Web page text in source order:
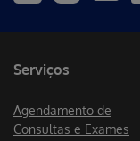
Serviços
Agendamento de
Consultas e Exames